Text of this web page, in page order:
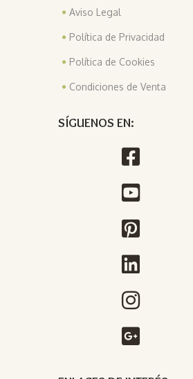
Aviso Legal
Política de Privacidad
Política de Cookies
Condiciones de Venta
SÍGUENOS EN: